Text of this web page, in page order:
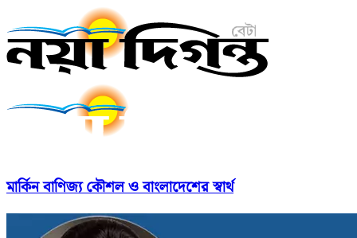
মার্কিন বাণিজ্য কৌশল ও বাংলাদেশের স্বার্থ